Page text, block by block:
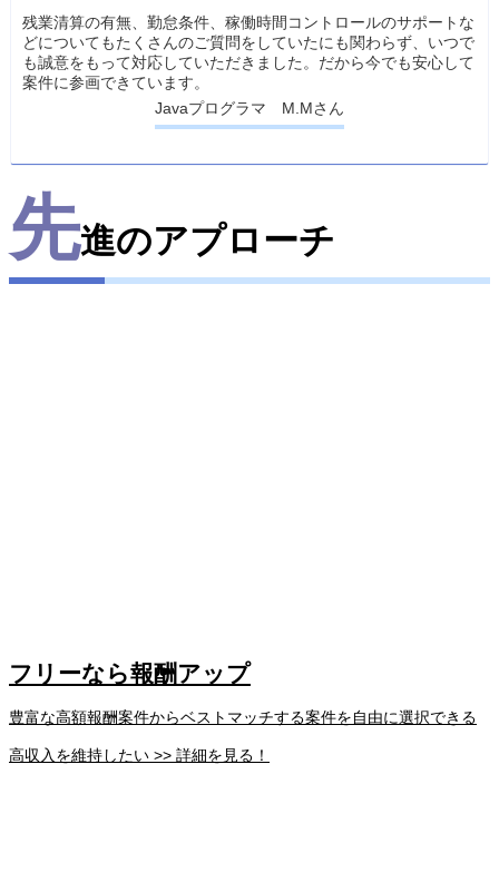
残業清算の有無、勤怠条件、稼働時間コントロールのサポートな
どについてもたくさんのご質問をしていたにも関わらず、いつで
も誠意をもって対応していただきました。だから今でも安心して
案件に参画できています。
Javaプログラマ M.Mさん
先進のアプローチ
フリーなら報酬アップ
豊富な高額報酬案件からベストマッチする案件を自由に選択できる
高収入を維持したい >> 詳細を見る！